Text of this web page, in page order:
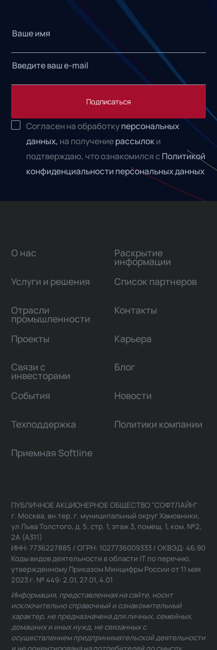
Подписаться
Согласен на обработкуперсональных
данных, на получениерассылок и
подтверждаю, что ознакомился с Политикой
конфиденциальности персональных данных
О нас
Услуги и решения
Отрасли
промышленности
Проекты
Связи с
инвесторами
Раскрытие
информации
Список партнеров
Контакты
Карьера
Блог
События Новости
Техподдержка Политики компании
Приемная Softline
ПУБЛИЧНОЕ АКЦИОНЕРНОЕ ОБЩЕСТВО "СОФТЛАЙН"
г. Москва, вн.тер. г. муниципальный округ Хамовники,
ул Льва Толстого, д. 5, стр. 1, этаж 3, помещ. 1, ком. №2,
2А (А311)
ИНН: 7736227885 / ОГРН: 1027736009333 / ОКВЭД: 46.90
Коды видов деятельности в области IT по перечню,
утвержденному Приказом Минцифры России от 11 мая
2023 г. № 449: 2.01, 27.01, 4.01
Информация, представленная на сайте, носит
исключительно справочный и ознакомительный
характер, не предназначена для личных, семейных,
домашних и иных нужд, не связанных с
осуществлением предпринимательской деятельности